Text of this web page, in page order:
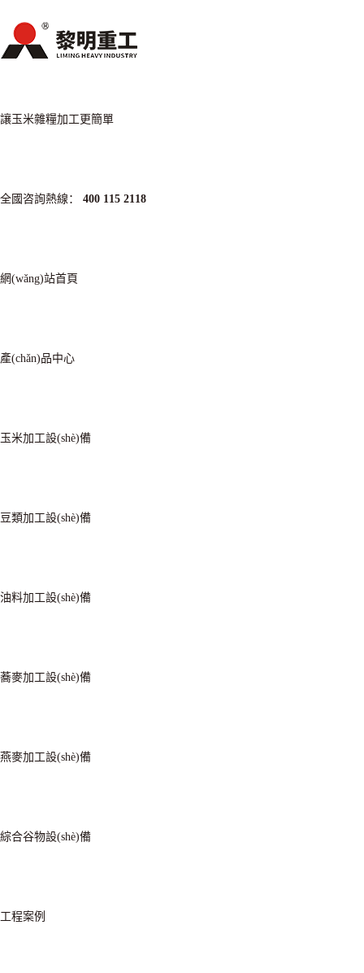
讓玉米雜糧加工更簡單
全國咨詢熱線： 400 115 2118
網(wǎng)站首頁
產(chǎn)品中心
玉米加工設(shè)備
豆類加工設(shè)備
油料加工設(shè)備
蕎麥加工設(shè)備
燕麥加工設(shè)備
綜合谷物設(shè)備
工程案例